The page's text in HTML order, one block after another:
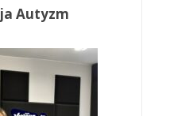
Autyzm